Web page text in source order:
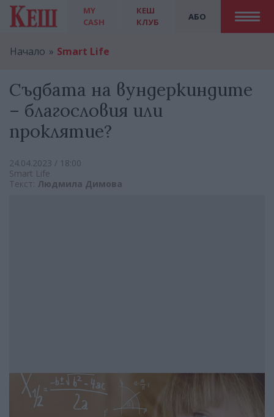
MY
CASH
АБО
КЕШ
КЛУБ
Начало Smart Life
Съдбата на вундеркиндите
– благословия или
проклятие?
24.04.2023 / 18:00
Smart Life
Текст: Людмила Димова